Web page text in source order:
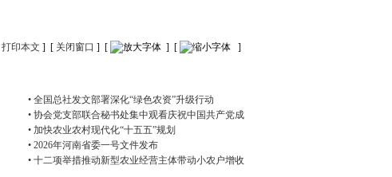
打印本文 ] [ 关闭窗口 ] [ ] [ ]
• 全国总社发文部署深化“绿色农资”升级行动
• 协会党支部联合秘书处集中观看庆祝中国共产党成
• 加快农业农村现代化“十五五”规划
• 2026年河南省委一号文件发布
• 十二项举措推动新型农业经营主体带动小农户增收